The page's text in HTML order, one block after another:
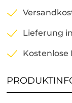
Lieferung
Kostenlose